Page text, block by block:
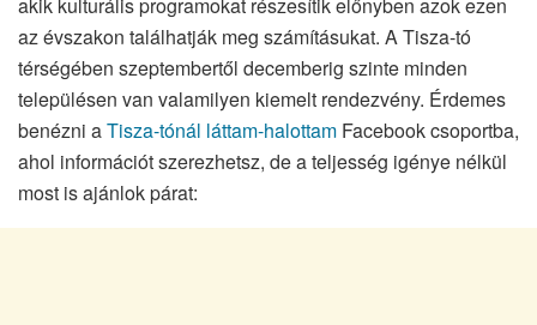
az évszakon találhatják meg számításukat. A Tisza-tó
térségében szeptembertől decemberig szinte minden
településen van valamilyen kiemelt rendezvény. Érdemes
benézni aTisza-tónál láttam-halottam Facebook csoportba,
ahol információt szerezhetsz, de a teljesség igénye nélkül
most is ajánlok párat: